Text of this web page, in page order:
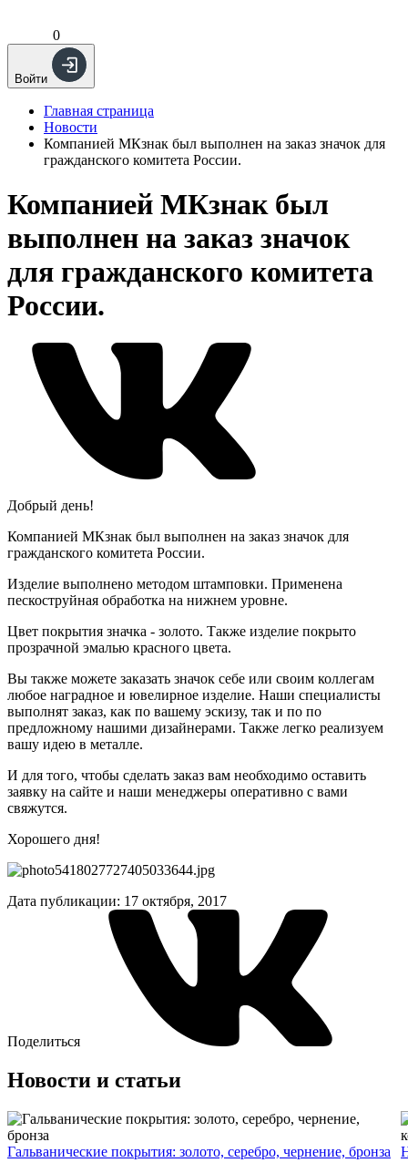
0
Войти
Главная страница
Новости
Компанией МКзнак был выполнен на заказ значок для
гражданского комитета России.
Компанией МКзнак был
выполнен на заказ значок
для гражданского комитета
России.
Добрый день!
Компанией МКзнак был выполнен на заказ значок для
гражданского комитета России.
Изделие выполнено методом штамповки. Применена
пескоструйная обработка на нижнем уровне.
Цвет покрытия значка - золото. Также изделие покрыто
прозрачной эмалью красного цвета.
Вы также можете заказать значок себе или своим коллегам
любое наградное и ювелирное изделие. Наши специалисты
выполнят заказ, как по вашему эскизу, так и по по
предложному нашими дизайнерами. Также легко реализуем
вашу идею в металле.
И для того, чтобы сделать заказ вам необходимо оставить
заявку на сайте и наши менеджеры оперативно с вами
свяжутся.
Хорошего дня!
Дата публикации: 17 октября, 2017
Поделиться
Новости и статьи
Гальванические покрытия: золото, серебро, чернение, бронза